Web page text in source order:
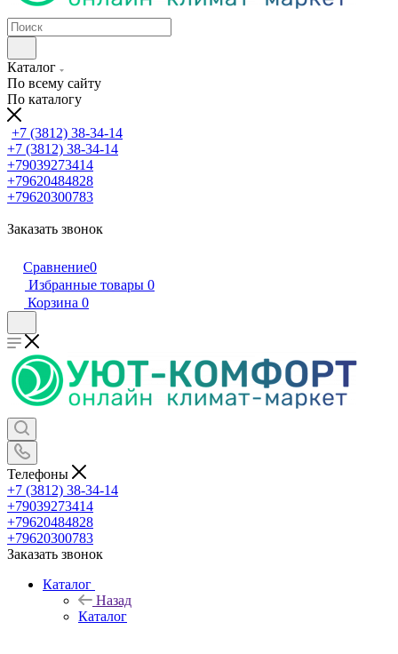
Каталог
По всему сайту
По каталогу
+7 (3812) 38-34-14
+7 (3812) 38-34-14
+79039273414
+79620484828
+79620300783
Заказать звонок
Сравнение0
Избранные товары 0
Корзина 0
Телефоны
+7 (3812) 38-34-14
+79039273414
+79620484828
+79620300783
Заказать звонок
Каталог
Назад
Каталог